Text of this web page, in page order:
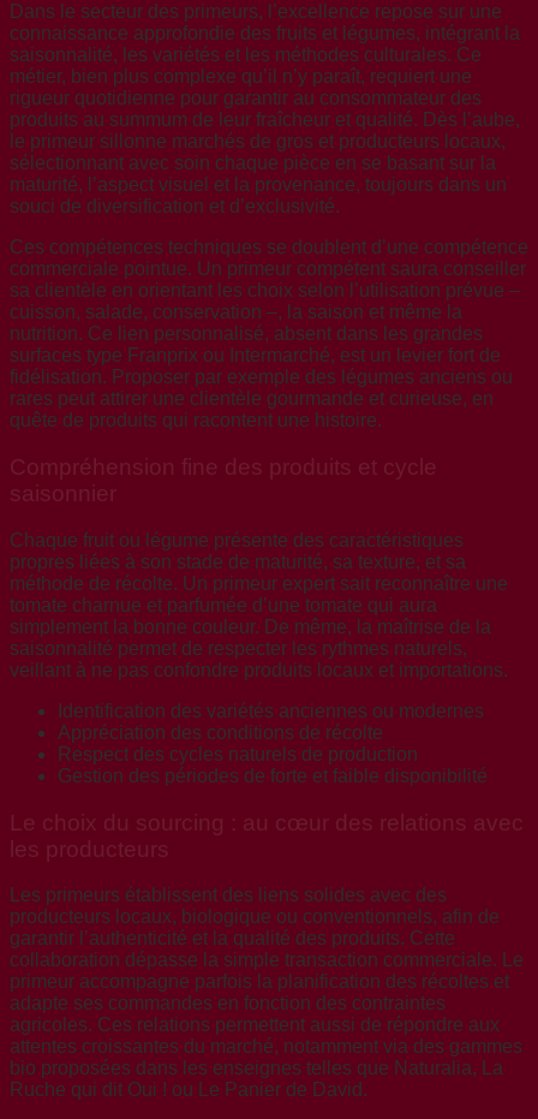
Dans le secteur des primeurs, l’excellence repose sur une
connaissance approfondie des fruits et légumes, intégrant la
saisonnalité, les variétés et les méthodes culturales. Ce
métier, bien plus complexe qu’il n’y paraît, requiert une
rigueur quotidienne pour garantir au consommateur des
produits au summum de leur fraîcheur et qualité. Dès l’aube,
le primeur sillonne marchés de gros et producteurs locaux,
sélectionnant avec soin chaque pièce en se basant sur la
maturité, l’aspect visuel et la provenance, toujours dans un
souci de diversification et d’exclusivité.
Ces compétences techniques se doublent d’une compétence
commerciale pointue. Un primeur compétent saura conseiller
sa clientèle en orientant les choix selon l’utilisation prévue –
cuisson, salade, conservation –, la saison et même la
nutrition. Ce lien personnalisé, absent dans les grandes
surfaces type Franprix ou Intermarché, est un levier fort de
fidélisation. Proposer par exemple des légumes anciens ou
rares peut attirer une clientèle gourmande et curieuse, en
quête de produits qui racontent une histoire.
Compréhension fine des produits et cycle
saisonnier
Chaque fruit ou légume présente des caractéristiques
propres liées à son stade de maturité, sa texture, et sa
méthode de récolte. Un primeur expert sait reconnaître une
tomate charnue et parfumée d’une tomate qui aura
simplement la bonne couleur. De même, la maîtrise de la
saisonnalité permet de respecter les rythmes naturels,
veillant à ne pas confondre produits locaux et importations.
Identification des variétés anciennes ou modernes
Appréciation des conditions de récolte
Respect des cycles naturels de production
Gestion des périodes de forte et faible disponibilité
Le choix du sourcing : au cœur des relations avec
les producteurs
Les primeurs établissent des liens solides avec des
producteurs locaux, biologique ou conventionnels, afin de
garantir l’authenticité et la qualité des produits. Cette
collaboration dépasse la simple transaction commerciale. Le
primeur accompagne parfois la planification des récoltes et
adapte ses commandes en fonction des contraintes
agricoles. Ces relations permettent aussi de répondre aux
attentes croissantes du marché, notamment via des gammes
bio proposées dans les enseignes telles que Naturalia, La
Ruche qui dit Oui ! ou Le Panier de David.